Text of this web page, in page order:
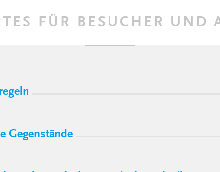
FÜR BESUCHER UND
Gegenstände